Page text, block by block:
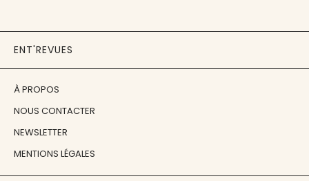
ENT'REVUES
À PROPOS
NOUS CONTACTER
NEWSLETTER
MENTIONS LÉGALES